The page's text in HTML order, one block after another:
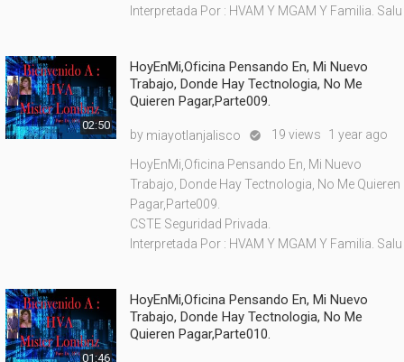
Interpretada Por : HVAM Y MGAM Y Familia. Salu
02:50
HoyEnMi,Oficina Pensando En, Mi Nuevo
Trabajo, Donde Hay Tectnologia, No Me
Quieren Pagar,Parte009.
by miayotlanjalisco  19 views 1 year ago
HoyEnMi,Oficina Pensando En, Mi Nuevo
Trabajo, Donde Hay Tectnologia, No Me Quieren
Pagar,Parte009.
CSTE Seguridad Privada.
Interpretada Por : HVAM Y MGAM Y Familia. Salu
01:46
HoyEnMi,Oficina Pensando En, Mi Nuevo
Trabajo, Donde Hay Tectnologia, No Me
Quieren Pagar,Parte010.